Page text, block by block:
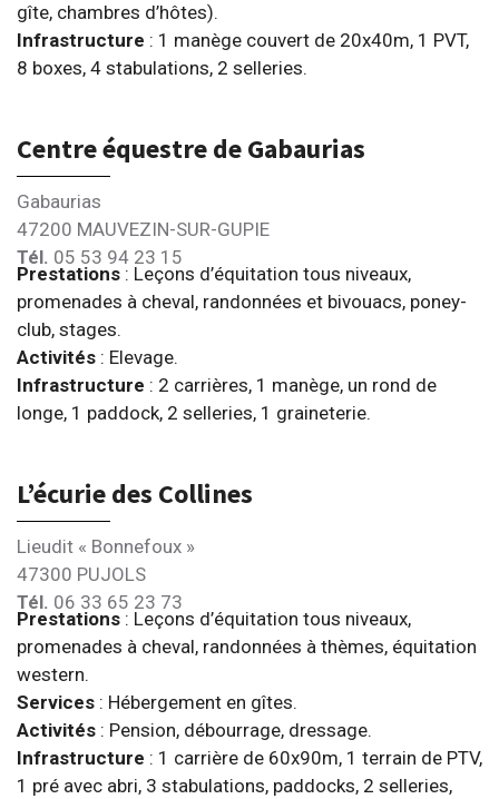
gîte, chambres d’hôtes).
Infrastructure : 1 manège couvert de 20x40m, 1 PVT,
8 boxes, 4 stabulations, 2 selleries.
Centre équestre de Gabaurias
Gabaurias
47200 MAUVEZIN-SUR-GUPIE
Tél. 05 53 94 23 15
Prestations : Leçons d’équitation tous niveaux,
promenades à cheval, randonnées et bivouacs, poney-
club, stages.
Activités : Elevage.
Infrastructure : 2 carrières, 1 manège, un rond de
longe, 1 paddock, 2 selleries, 1 graineterie.
L’écurie des Collines
Lieudit « Bonnefoux »
47300 PUJOLS
Tél. 06 33 65 23 73
Prestations : Leçons d’équitation tous niveaux,
promenades à cheval, randonnées à thèmes, équitation
western.
Services : Hébergement en gîtes.
Activités : Pension, débourrage, dressage.
Infrastructure : 1 carrière de 60x90m, 1 terrain de PTV,
1 pré avec abri, 3 stabulations, paddocks, 2 selleries,